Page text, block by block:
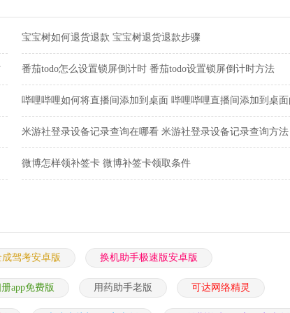
宝宝树如何退货退款 宝宝树退货退款步骤
番茄todo怎么设置锁屏倒计时 番茄todo设置锁屏倒计时方法
哔哩哔哩如何将直播间添加到桌面 哔哩哔哩直播间添加到桌
骤
米游社登录设备记录查询在哪看 米游社登录设备记录查询方法
微博怎样领补签卡 微博补签卡领取条件
成驾考安卓版 换机助手极速版安卓版
app免费版 用药助手老版 可达网络精灵